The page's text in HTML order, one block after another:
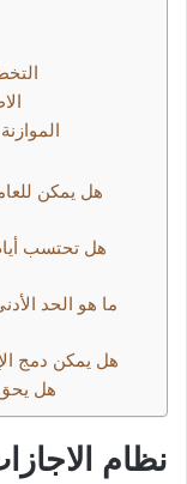
3.
4.
5.
هل يمكن
هل تحتسب
ما هو الحد
هل يمكن دمج
هل
نظام